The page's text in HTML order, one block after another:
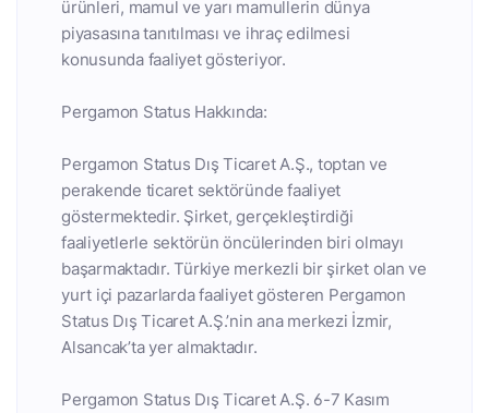
ürünleri, mamul ve yarı mamullerin dünya
piyasasına tanıtılması ve ihraç edilmesi
konusunda faaliyet gösteriyor.
Pergamon Status Hakkında:
Pergamon Status Dış Ticaret A.Ş., toptan ve
perakende ticaret sektöründe faaliyet
göstermektedir. Şirket, gerçekleştirdiği
faaliyetlerle sektörün öncülerinden biri olmayı
başarmaktadır. Türkiye merkezli bir şirket olan ve
yurt içi pazarlarda faaliyet gösteren Pergamon
Status Dış Ticaret A.Ş.’nin ana merkezi İzmir,
Alsancak’ta yer almaktadır.
Pergamon Status Dış Ticaret A.Ş. 6-7 Kasım